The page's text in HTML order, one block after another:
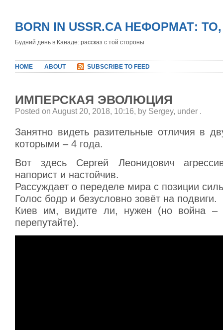
BORN IN USSR.CA НЕФОРМАТ:
Будний день в Канаде: рассказ с той стороны
HOME ABOUT SUBSCRIBE TO FEED
ИМПЕРСКАЯ ЭВОЛЮЦИЯ
Posted on August 20, 2018, 10:16, by Sergey, under .
Занятно видеть разительные отличия в
которыми – 4 года.
Вот здесь Сергей Леонидович
напорист и настойчив.
Рассуждает о переделе мира с позиции
Голос бодр и безусловно зовёт на подвиги.
Киев им, видите ли, нужен (но война –
перепутайте).